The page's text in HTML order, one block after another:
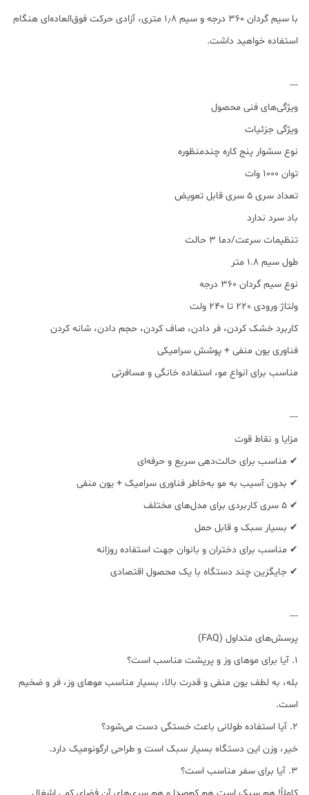
با سیم گردان ۳۶۰ درجه و سیم ۱٫۸ متری، آزادی حرکت فوق‌العاده‌ای هنگام
استفاده خواهید داشت.
---
ویژگی‌های فنی محصول
ویژگی جزئیات
نوع سشوار پنج کاره چندمنظوره
توان 1000 وات
تعداد سری ۵ سری قابل تعویض
باد سرد ندارد
تنظیمات سرعت/دما ۳ حالت
طول سیم 1.8 متر
نوع سیم گردان 360 درجه
ولتاژ ورودی 220 تا 240 ولت
کاربرد خشک کردن، فر دادن، صاف کردن، حجم دادن، شانه کردن
فناوری یون منفی + پوشش سرامیکی
مناسب برای انواع مو، استفاده خانگی و مسافرتی
---
مزایا و نقاط قوت
✔ مناسب برای حالت‌دهی سریع و حرفه‌ای
✔ بدون آسیب به مو به‌خاطر فناوری سرامیک + یون منفی
✔ ۵ سری کاربردی برای مدل‌های مختلف
✔ بسیار سبک و قابل حمل
✔ مناسب برای دختران و بانوان جهت استفاده روزانه
✔ جایگزین چند دستگاه با یک محصول اقتصادی
---
پرسش‌های متداول (FAQ)
1. آیا برای موهای وز و پرپشت مناسب است؟
بله، به لطف یون منفی و قدرت بالا، بسیار مناسب موهای وز، فر و ضخیم
است.
2. آیا استفاده طولانی باعث خستگی دست می‌شود؟
خیر، وزن این دستگاه بسیار سبک است و طراحی ارگونومیک دارد.
3. آیا برای سفر مناسب است؟